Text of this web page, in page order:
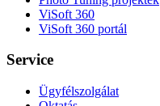
ViSoft 360
ViSoft 360 portál
Service
Ügyfélszolgálat